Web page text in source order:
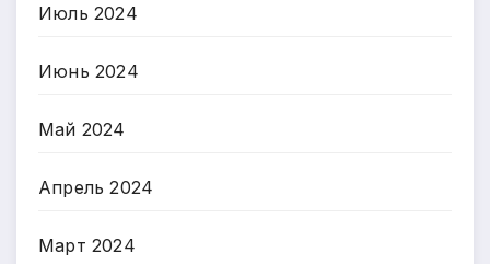
Июль 2024
Июнь 2024
Май 2024
Апрель 2024
Март 2024